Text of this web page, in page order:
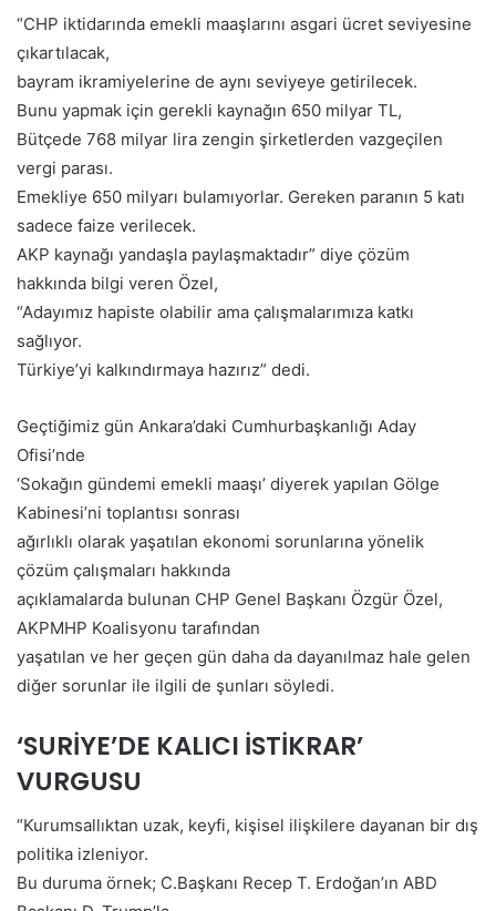
“CHP iktidarında emekli maaşlarını asgari ücret seviyesine
çıkartılacak,
bayram ikramiyelerine de aynı seviyeye getirilecek.
Bunu yapmak için gerekli kaynağın 650 milyar TL,
Bütçede 768 milyar lira zengin şirketlerden vazgeçilen
vergi parası.
Emekliye 650 milyarı bulamıyorlar. Gereken paranın 5 katı
sadece faize verilecek.
AKP kaynağı yandaşla paylaşmaktadır” diye çözüm
hakkında bilgi veren Özel,
“Adayımız hapiste olabilir ama çalışmalarımıza katkı
sağlıyor.
Türkiye’yi kalkındırmaya hazırız” dedi.
Geçtiğimiz gün Ankara’daki Cumhurbaşkanlığı Aday
Ofisi’nde
‘Sokağın gündemi emekli maaşı’ diyerek yapılan Gölge
Kabinesi’ni toplantısı sonrası
ağırlıklı olarak yaşatılan ekonomi sorunlarına yönelik
çözüm çalışmaları hakkında
açıklamalarda bulunan CHP Genel Başkanı Özgür Özel,
AKPMHP Koalisyonu tarafından
yaşatılan ve her geçen gün daha da dayanılmaz hale gelen
diğer sorunlar ile ilgili de şunları söyledi.
‘SURİYE’DE KALICI İSTİKRAR’
VURGUSU
“Kurumsallıktan uzak, keyfi, kişisel ilişkilere dayanan bir dış
politika izleniyor.
Bu duruma örnek; C.Başkanı Recep T. Erdoğan’ın ABD